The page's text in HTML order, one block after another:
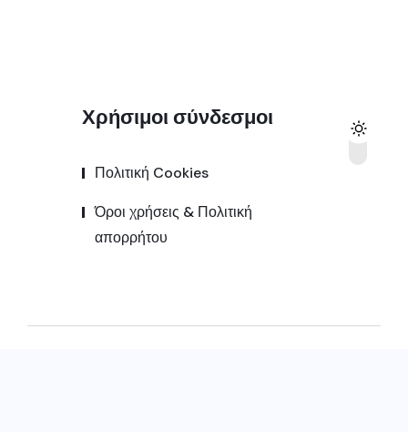
Χρήσιμοι σύνδεσμοι
Πολιτική Cookies
Όροι χρήσεις & Πολιτική
απορρήτου